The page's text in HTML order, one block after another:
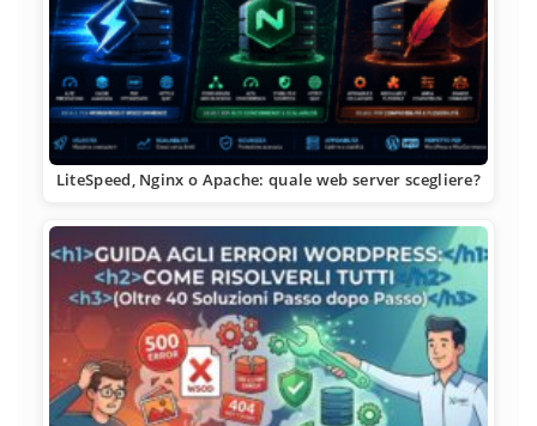
LiteSpeed, Nginx o Apache: quale web server scegliere?